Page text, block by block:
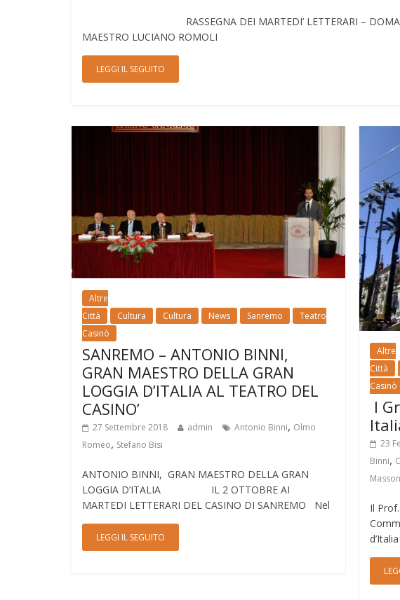
RASSEGNA DEI MARTEDI’ LETTERARI – DOMANI
MAESTRO LUCIANO ROMOLI
LEGGI IL SEGUITO
Altre
Città
Cultura Cultura News Sanremo
Teatro
Casinò
SANREMO – ANTONIO BINNI,
GRAN MAESTRO DELLA GRAN
LOGGIA D’ITALIA AL TEATRO DEL
CASINO’
27 Settembre 2018 admin Antonio Binni, Olmo
Romeo, Stefano Bisi
ANTONIO BINNI, GRAN MAESTRO DELLA GRAN
LOGGIA D’ITALIA IL 2 OTTOBRE AI
MARTEDI LETTERARI DEL CASINO DI SANREMO Nel
LEGGI IL SEGUITO
Altre
Città
Casinò
I
23
Binni,
Il